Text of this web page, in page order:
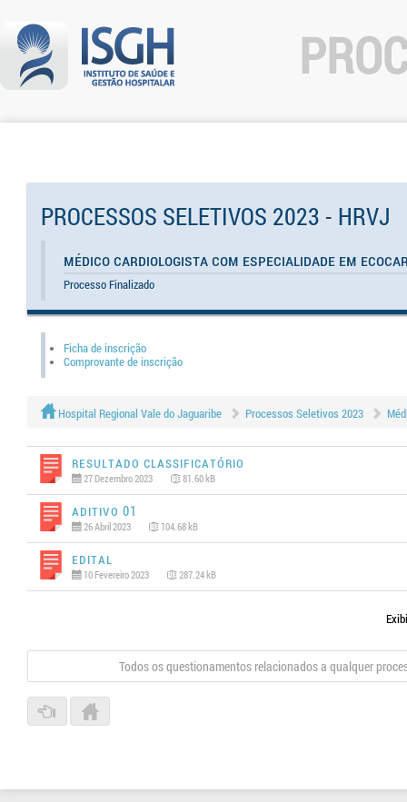
PROCESSOS SELETIVOS 2023 - HRVJ
Médico Cardiologista com Especialidade em
Processo Finalizado
Ficha de inscrição
Comprovante de inscrição
Hospital Regional Vale do Jaguaribe Processos Seletivos 2023
Resultado Classificatório
27 Dezembro 2023 81.60 kB
Aditivo 01
26 Abril 2023 104.68 kB
Edital
10 Fevereiro 2023 287.24 kB
Todos os questionamentos relacionados a qualquer